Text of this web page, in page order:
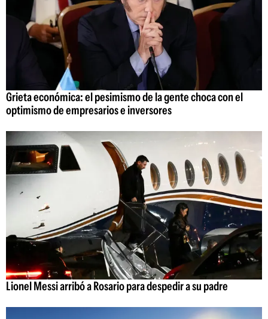
Grieta económica: el pesimismo de la gente choca con el
optimismo de empresarios e inversores
Lionel Messi arribó a Rosario para despedir a su padre